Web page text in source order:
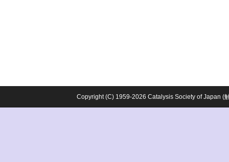
Copyright (C) 1959-2026 Catalysis Society of Japan (